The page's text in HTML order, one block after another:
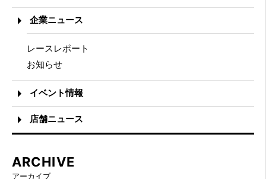
企業ニュース
レースレポート
お知らせ
イベント情報
店舗ニュース
ARCHIVE
アーカイブ